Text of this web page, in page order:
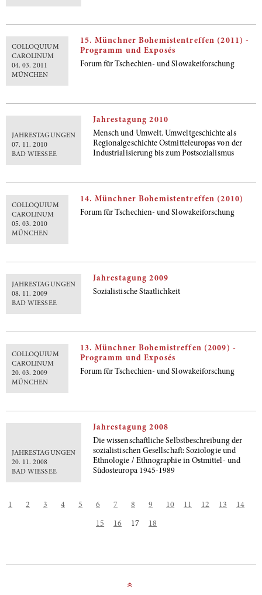
COLLOQUIUM
CAROLINUM
04. 03. 2011
MÜNCHEN
15. Münchner Bohemistentreffen (2011) -
Programm und Exposés
Forum für Tschechien- und Slowakeiforschung
JAHRESTAGUNGEN
07. 11. 2010
BAD WIESSEE
Jahrestagung 2010
Mensch und Umwelt. Umweltgeschichte als
Regionalgeschichte Ostmitteleuropas von der
Industrialisierung bis zum Postsozialismus
COLLOQUIUM
CAROLINUM
05. 03. 2010
MÜNCHEN
14. Münchner Bohemistentreffen (2010)
Forum für Tschechien- und Slowakeiforschung
JAHRESTAGUNGEN
08. 11. 2009
BAD WIESSEE
Jahrestagung 2009
Sozialistische Staatlichkeit
COLLOQUIUM
CAROLINUM
20. 03. 2009
MÜNCHEN
13. Münchner Bohemistreffen (2009) -
Programm und Exposés
Forum für Tschechien- und Slowakeiforschung
JAHRESTAGUNGEN
20. 11. 2008
BAD WIESSEE
Jahrestagung 2008
Die wissenschaftliche Selbstbeschreibung der
sozialistischen Gesellschaft: Soziologie und
Ethnologie / Ethnographie in Ostmittel- und
Südosteuropa 1945-1989
1 2 3 4 5 6 7 8 9 10 11 12 13 14
15 16 17 18
»